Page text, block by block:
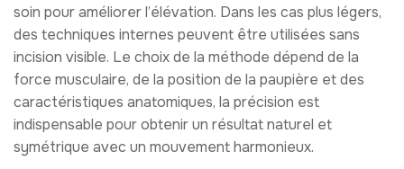
soin pour améliorer l’élévation. Dans les cas plus légers,
des techniques internes peuvent être utilisées sans
incision visible. Le choix de la méthode dépend de la
force musculaire, de la position de la paupière et des
caractéristiques anatomiques, la précision est
indispensable pour obtenir un résultat naturel et
symétrique avec un mouvement harmonieux.